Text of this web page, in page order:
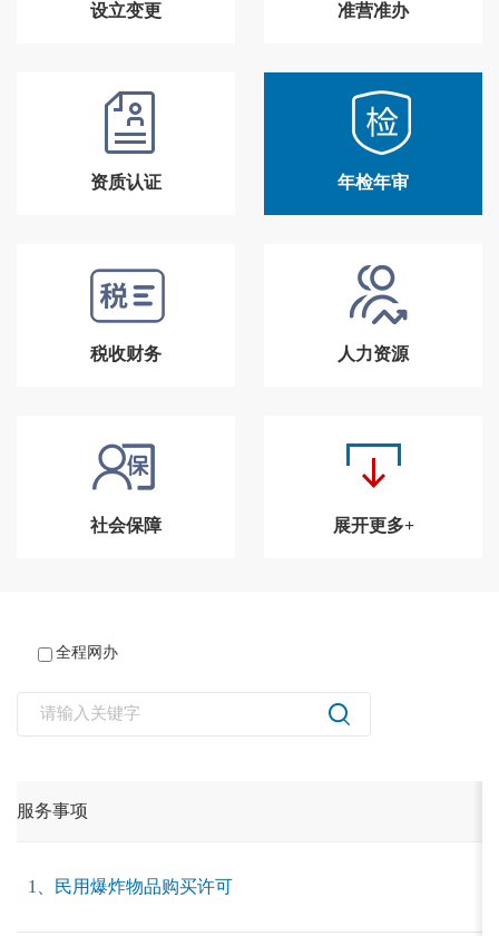
设立变更 准营准办
资质认证 年检年审
税收财务 人力资源
社会保障 展开更多+
全程网办